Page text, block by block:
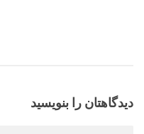
دیدگاهتان را بنویسید